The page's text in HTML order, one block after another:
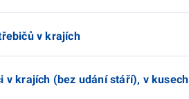
v krajích
v krajích (bez udání stáří), v kusech